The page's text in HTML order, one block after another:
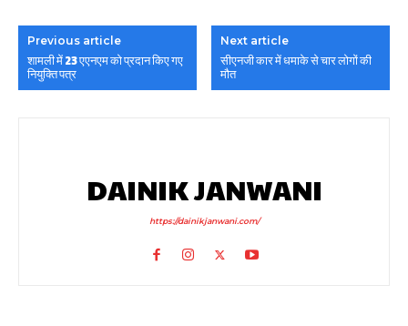
Previous article
शामली में 23 एएनएम को प्रदान किए गए
नियुक्ति पत्र
Next article
सीएनजी कार में धमाके से चार लोगों की
मौत
DAINIK JANWANI
https://dainikjanwani.com/